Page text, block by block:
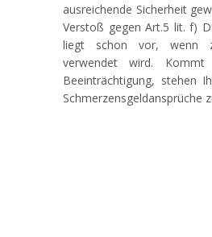
ausreichende Sicherheit
Verstoß gegen Art.5 lit. f)
liegt schon vor, wenn
verwendet wird.
Beeinträchtigung, stehen
Schmerzensgeldansprüche